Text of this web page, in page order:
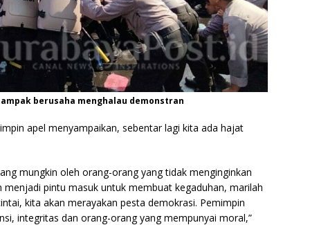
berusaha menghalau demonstran
apel menyampaikan, sebentar lagi kita ada hajat
mungkin oleh orang-orang yang tidak menginginkan
pintu masuk untuk membuat kegaduhan, marilah
kita akan merayakan pesta demokrasi. Pemimpin
integritas dan orang-orang yang mempunyai moral,”